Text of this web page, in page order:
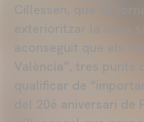
Cillessen, que va
exterioritzar la seua
aconseguit que els
València”, tres punts
qualificar de
del 20é aniversari de